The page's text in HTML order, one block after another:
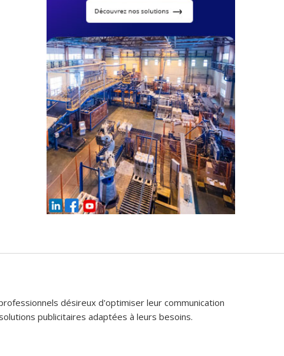
désireux d'optimiser leur communication
publicitaires adaptées à leurs besoins.